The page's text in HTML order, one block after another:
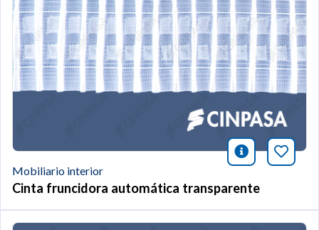
icono
Mobiliario interior
Cinta fruncidora automática transparente